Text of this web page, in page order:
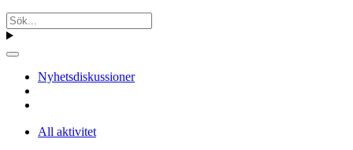
Nyhetsdiskussioner
All aktivitet